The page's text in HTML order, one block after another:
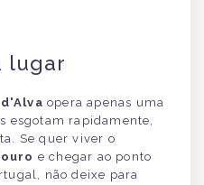
lugar
opera apenas uma
esgotam rapidamente,
Se quer viver o
e chegar ao ponto
não deixe para